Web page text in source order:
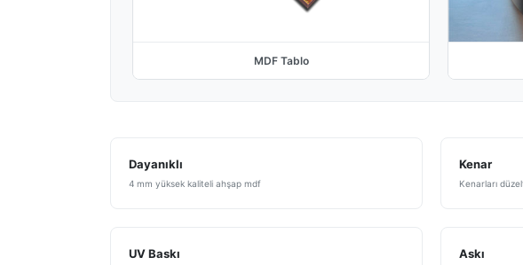
MDF Tablo
Dayanıklı
4 mm yüksek kaliteli ahşap mdf
Kenar
Kenarları
UV Baskı Askı